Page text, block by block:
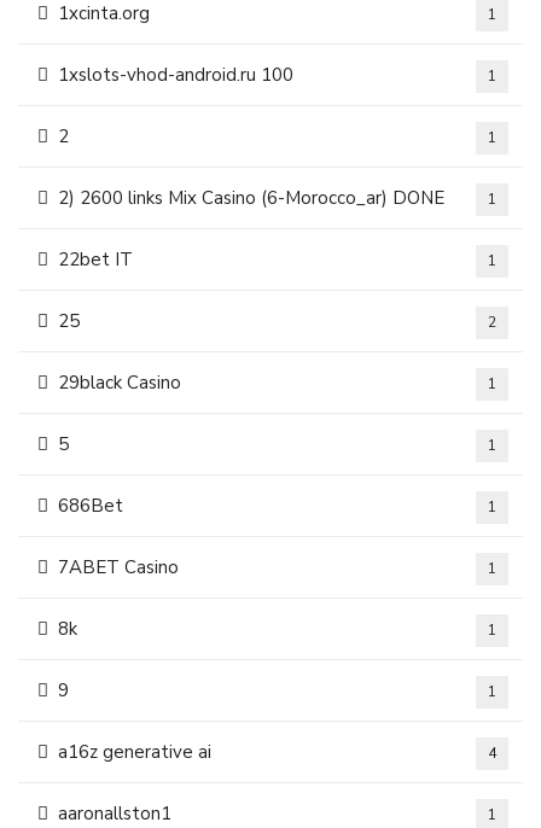
1xcinta.org 1
1xslots-vhod-android.ru 100 1
2 1
2) 2600 links Mix Casino (6-Morocco_ar) DONE 1
22bet IT 1
25 2
29black Casino 1
5 1
686Bet 1
7ABET Casino 1
8k 1
9 1
a16z generative ai 4
aaronallston1 1